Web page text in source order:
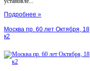
Подробнее »
Москва пр. 60 лет Октября, 18
к2